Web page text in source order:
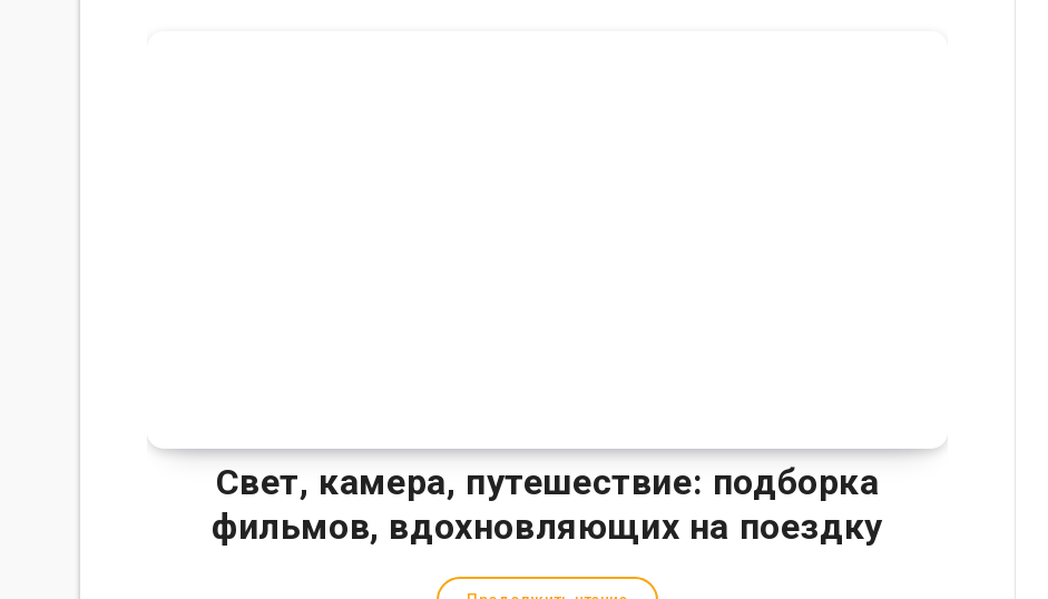
Свет, камера, путешествие: подборка
фильмов, вдохновляющих на поездку